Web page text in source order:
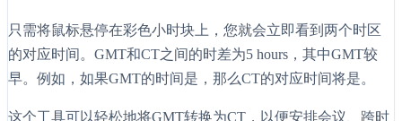
只需将鼠标悬停在彩色小时块上，您就会立即看到两个时区
的对应时间。GMT和CT之间的时差为5 hours，其中GMT较
早。例如，如果GMT的时间是，那么CT的对应时间将是。
这个工具可以轻松地将GMT转换为CT，以便安排会议、跨时